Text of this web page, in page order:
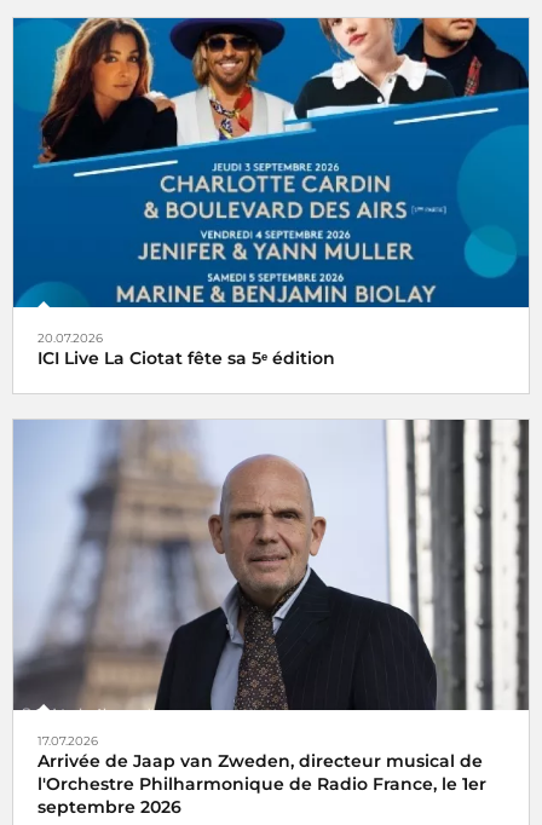
20.07.2026
ICI Live La Ciotat fête sa 5ᵉ édition
17.07.2026
Arrivée de Jaap van Zweden, directeur musical de
l'Orchestre Philharmonique de Radio France, le 1er
septembre 2026